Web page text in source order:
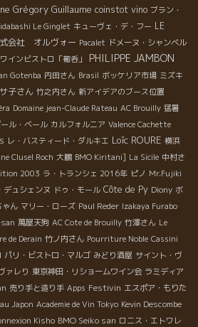
Grégory Guillaume coinstot vino ブラン・
Le Ginglet キューヴェ・デ・フー LE
会社 オルヴォー Pacalet ドメーヌ・シャンベル
インビストロ「葡呑」 PHILIPPE JAMBON
Gotenba 内田さん Brasil ボッケリア市場 ミズキ
子さん 竹之内さん 新アイデアのブース位置
Domaine jean-Claude Rateau AC Brouilly 猛暑
ル・ベール カルフォルニア Valence Cachette
レ・バスティード・ダルキエ Loïc ROURE 横浜
Clusel Roch 大鵬 BMO Kiritani] La Sicile 中村さ
2003 ラ・トランシェ 2016年 ピノ Mr.Fujiki
デュシェンヌ ドゥ・モール Côte de Py Diony ボ
ゃん マリー・ローズ Paul Reder Izakaya Furabo
萬屋天狗 AC Cote de Brouilly 竹澤さん Le
de Derain 竹ノ内さん Pourriture Noble Cassini
パリ・ビストロ・マルゴ みどり酒屋 サイント・ヴ
ァレり 東京神田・リショームワイン会 ラミディア
売り手と造り手 Apps Festivin エスポア・もりた
Japon Academie de Vin Tokyo Kevin Descombe
Kisho BMO Seiko san ロニス・エトワレ